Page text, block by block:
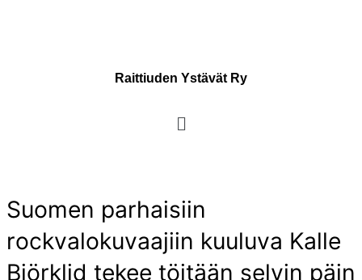
Raittiuden Ystävät Ry
Suomen parhaisiin
rockvalokuvaajiin kuuluva Kalle
Björklid tekee töitään selvin päin